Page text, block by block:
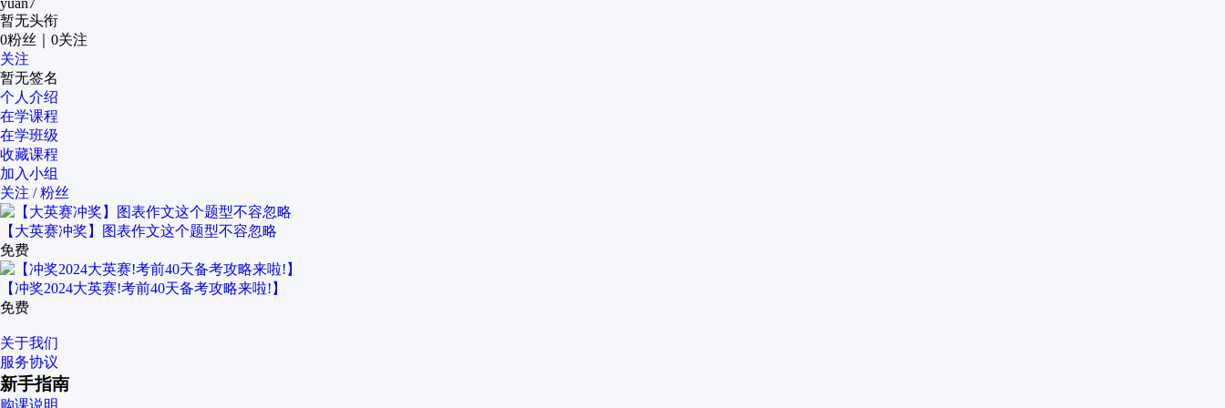
yuan7
暂无头衔
0粉丝 0关注
关注
暂无签名
个人介绍
在学课程
在学班级
收藏课程
加入小组
关注 / 粉丝
【大英赛冲奖】图表作文这个题型不容忽略
免费
【冲奖2024大英赛!考前40天备考攻略来啦!】
免费
关于我们
服务协议
新手指南
购课说明